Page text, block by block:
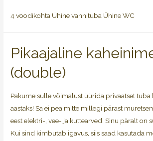
4 voodikohta Ühine vannituba Ühine WC
Pikaajaline
(double)
Pakume sulle võimalust üürida privaatset tuba
aastaks! Sa ei pea mitte millegi pärast
eest elektri-, vee- ja küttearved. Sinu päralt on
Kui sind kimbutab igavus, siis saad kasutada